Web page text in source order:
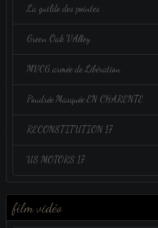
La guilde des pointes
Green Oak VAlley
MVCG armée de Libération
Poudrée Masquée EN CHARENTE
RECONSTITUTION 17
US MOTORS 17
film vidéo